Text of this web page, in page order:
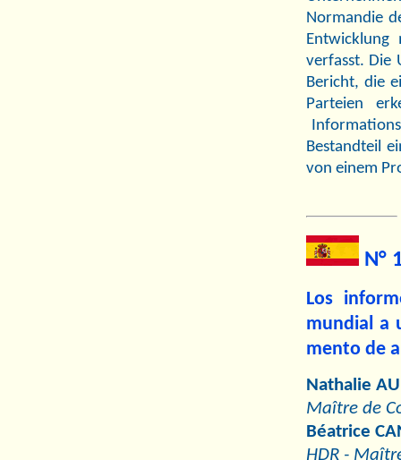
Normandie
verfasst. Die
Bericht, die
Parteien
Bestandteil
von einem
N°
Los
mundial a
mento de
Nathalie
Maître de
Béatrice
HDR -